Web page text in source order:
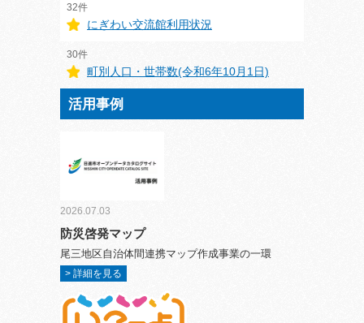
32件
にぎわい交流館利用状況
30件
町別人口・世帯数(令和6年10月1日)
活用事例
2026.07.03
防災啓発マップ
尾三地区自治体間連携マップ作成事業の一環
> 詳細を見る